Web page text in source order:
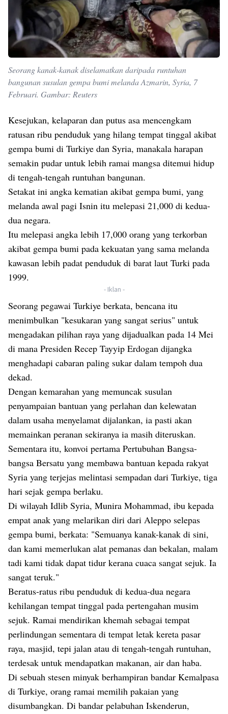
Seorang kanak-kanak diselamatkan daripada runtuhan
bangunan susulan gempa bumi melanda Azmarin, Syria, 7
Februari. Gambar: Reuters
Kesejukan, kelaparan dan putus asa mencengkam
ratusan ribu penduduk yang hilang tempat tinggal akibat
gempa bumi di Turkiye dan Syria, manakala harapan
semakin pudar untuk lebih ramai mangsa ditemui hidup
di tengah-tengah runtuhan bangunan.
Setakat ini angka kematian akibat gempa bumi, yang
melanda awal pagi Isnin itu melepasi 21,000 di kedua-
dua negara.
Itu melepasi angka lebih 17,000 orang yang terkorban
akibat gempa bumi pada kekuatan yang sama melanda
kawasan lebih padat penduduk di barat laut Turki pada
1999.
- Iklan -
Seorang pegawai Turkiye berkata, bencana itu
menimbulkan "kesukaran yang sangat serius" untuk
mengadakan pilihan raya yang dijadualkan pada 14 Mei
di mana Presiden Recep Tayyip Erdogan dijangka
menghadapi cabaran paling sukar dalam tempoh dua
dekad.
Dengan kemarahan yang memuncak susulan
penyampaian bantuan yang perlahan dan kelewatan
dalam usaha menyelamat dijalankan, ia pasti akan
memainkan peranan sekiranya ia masih diteruskan.
Sementara itu, konvoi pertama Pertubuhan Bangsa-
bangsa Bersatu yang membawa bantuan kepada rakyat
Syria yang terjejas melintasi sempadan dari Turkiye, tiga
hari sejak gempa berlaku.
Di wilayah Idlib Syria, Munira Mohammad, ibu kepada
empat anak yang melarikan diri dari Aleppo selepas
gempa bumi, berkata: "Semuanya kanak-kanak di sini,
dan kami memerlukan alat pemanas dan bekalan, malam
tadi kami tidak dapat tidur kerana cuaca sangat sejuk. Ia
sangat teruk."
Beratus-ratus ribu penduduk di kedua-dua negara
kehilangan tempat tinggal pada pertengahan musim
sejuk. Ramai mendirikan khemah sebagai tempat
perlindungan sementara di tempat letak kereta pasar
raya, masjid, tepi jalan atau di tengah-tengah runtuhan,
terdesak untuk mendapatkan makanan, air dan haba.
Di sebuah stesen minyak berhampiran bandar Kemalpasa
di Turkiye, orang ramai memilih pakaian yang
disumbangkan. Di bandar pelabuhan Iskenderun,